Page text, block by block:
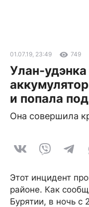
01.07.19, 23:49 749
Улан-удэнка
и попала
Она совершила
Этот инцидент
районе. Как
Бурятии, в ночь